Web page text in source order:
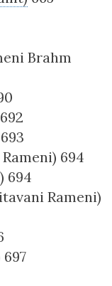
Brahm
694
694
Rameni)
697